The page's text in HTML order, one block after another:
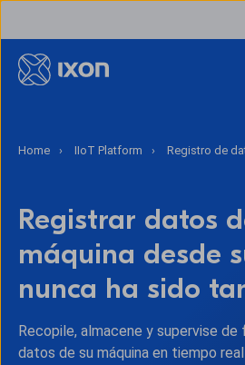
Home IIoT Platform Registro de
Registrar datos
máquina desde
nunca ha sido
Recopile, almacene y supervise de
datos de su máquina en tiempo